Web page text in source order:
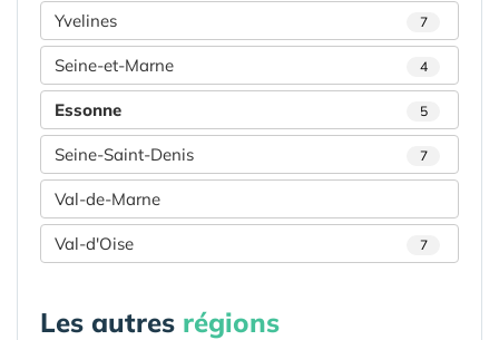
Yvelines 7
Seine-et-Marne 4
Essonne 5
Seine-Saint-Denis 7
Val-de-Marne
Val-d'Oise 7
Les autres régions